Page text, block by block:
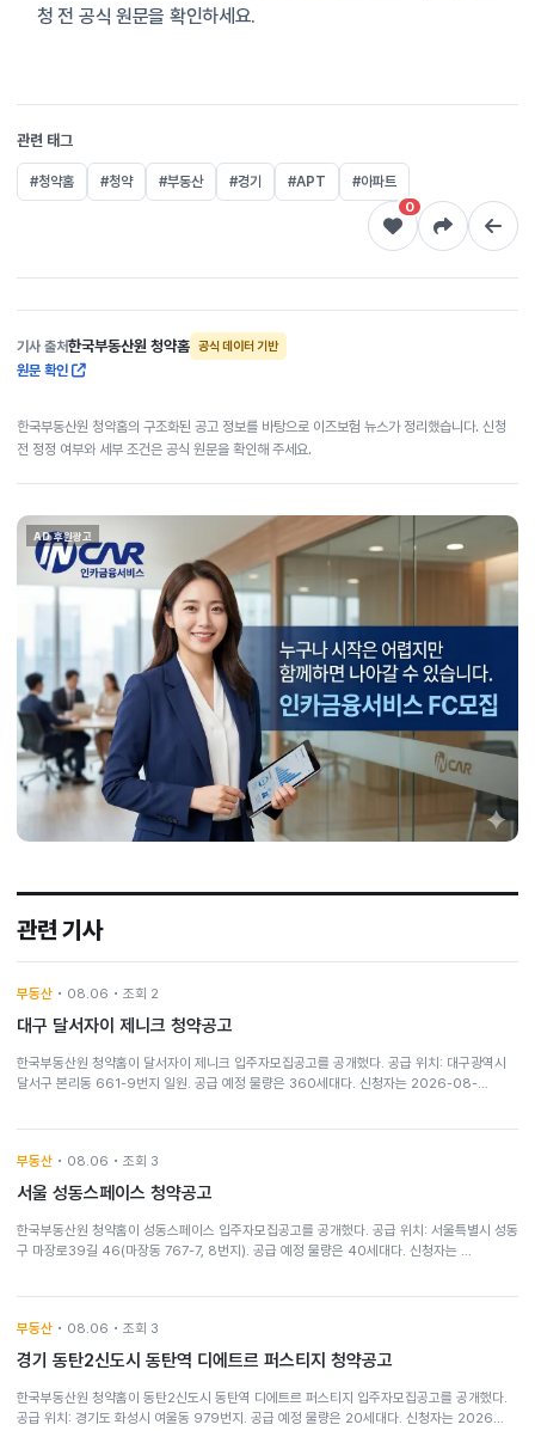
청 전 공식 원문을 확인하세요.
관련 태그
#청약홈 #청약 #부동산 #경기 #APT
#아파트
0
기사 출처한국부동산원 청약홈 공식 데이터 기반
원문 확인
한국부동산원 청약홈의 구조화된 공고 정보를 바탕으로 이즈보험 뉴스가 정리했습니다. 신청
전 정정 여부와 세부 조건은 공식 원문을 확인해 주세요.
AD 후원광고
관련 기사
부동산 • 08.06 • 조회 2
대구 달서자이 제니크 청약공고
한국부동산원 청약홈이 달서자이 제니크 입주자모집공고를 공개했다. 공급 위치: 대구광역시
달서구 본리동 661-9번지 일원. 공급 예정 물량은 360세대다. 신청자는 2026-08-…
부동산 • 08.06 • 조회 3
서울 성동스페이스 청약공고
한국부동산원 청약홈이 성동스페이스 입주자모집공고를 공개했다. 공급 위치: 서울특별시 성동
구 마장로39길 46(마장동 767-7, 8번지). 공급 예정 물량은 40세대다. 신청자는 …
부동산 • 08.06 • 조회 3
경기 동탄2신도시 동탄역 디에트르 퍼스티지 청약공고
한국부동산원 청약홈이 동탄2신도시 동탄역 디에트르 퍼스티지 입주자모집공고를 공개했다.
공급 위치: 경기도 화성시 여울동 979번지. 공급 예정 물량은 20세대다. 신청자는 2026…